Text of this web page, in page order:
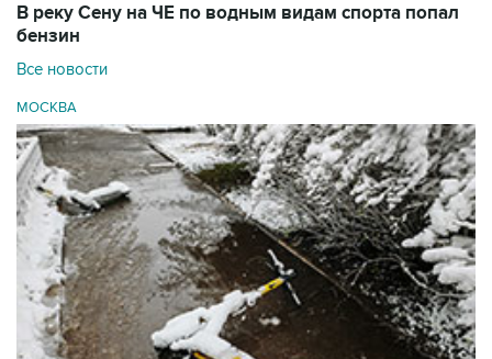
В реку Сену на ЧЕ по водным видам спорта попал
бензин
Все новости
МОСКВА